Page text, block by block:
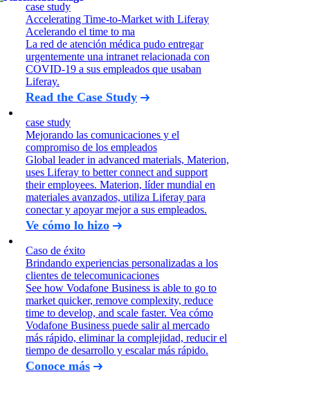
case study
Accelerating Time-to-Market with Liferay
Acelerando el time to ma
La red de atención médica pudo entregar
urgentemente una intranet relacionada con
COVID-19 a sus empleados que usaban
Liferay.
Read the Case Study
case study
Mejorando las comunicaciones y el
compromiso de los empleados
Global leader in advanced materials, Materion,
uses Liferay to better connect and support
their employees. Materion, líder mundial en
materiales avanzados, utiliza Liferay para
conectar y apoyar mejor a sus empleados.
Ve cómo lo hizo
Caso de éxito
Brindando experiencias personalizadas a los
clientes de telecomunicaciones
See how Vodafone Business is able to go to
market quicker, remove complexity, reduce
time to develop, and scale faster. Vea cómo
Vodafone Business puede salir al mercado
más rápido, eliminar la complejidad, reducir el
tiempo de desarrollo y escalar más rápido.
Conoce más